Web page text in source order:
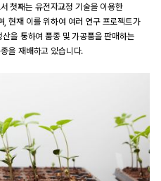
첫째는 유전자교정 기술을 이용한
현재 이를 위하여 여러 연구 프로젝트가
을 통하여 품종 및 가공품을 판매하는
을 재배하고 있습니다.